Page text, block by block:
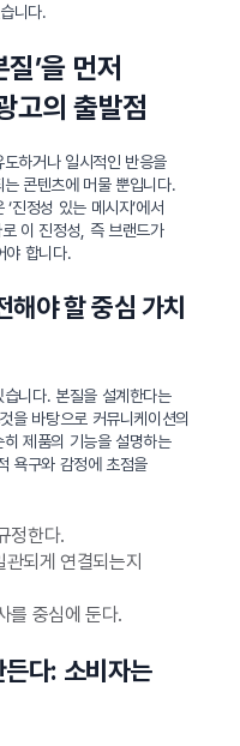
니다.
’을 먼저
고의 출발점
하거나 일시적인 반응을
콘텐츠에 머물 뿐입니다.
진정성 있는 메시지’에서
이 진정성, 즉 브랜드가
야 합니다.
야 할 중심 가치
니다. 본질을 설계한다는
을 바탕으로 커뮤니케이션의
제품의 기능을 설명하는
욕구와 감정에 초점을
정한다.
되게 연결되는지
를 중심에 둔다.
다: 소비자는